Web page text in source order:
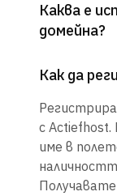
Каква е
домейна?
Как да
с
име в
Получавате